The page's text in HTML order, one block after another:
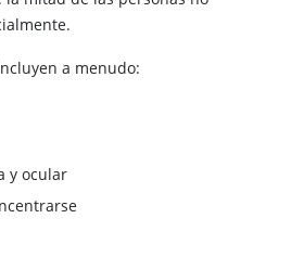
a menudo:
y ocular